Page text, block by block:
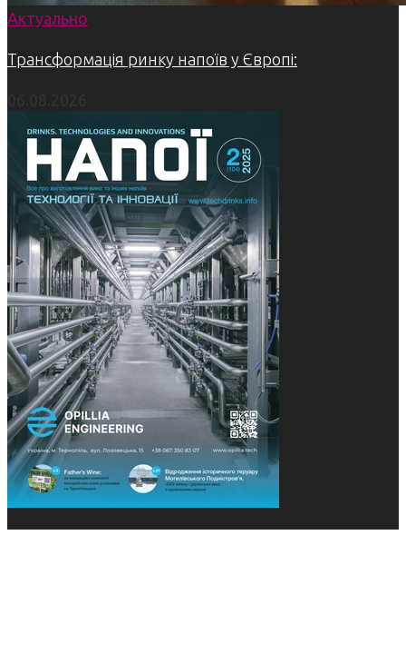
Актуально
Трансформація ринку напоїв у Європі: